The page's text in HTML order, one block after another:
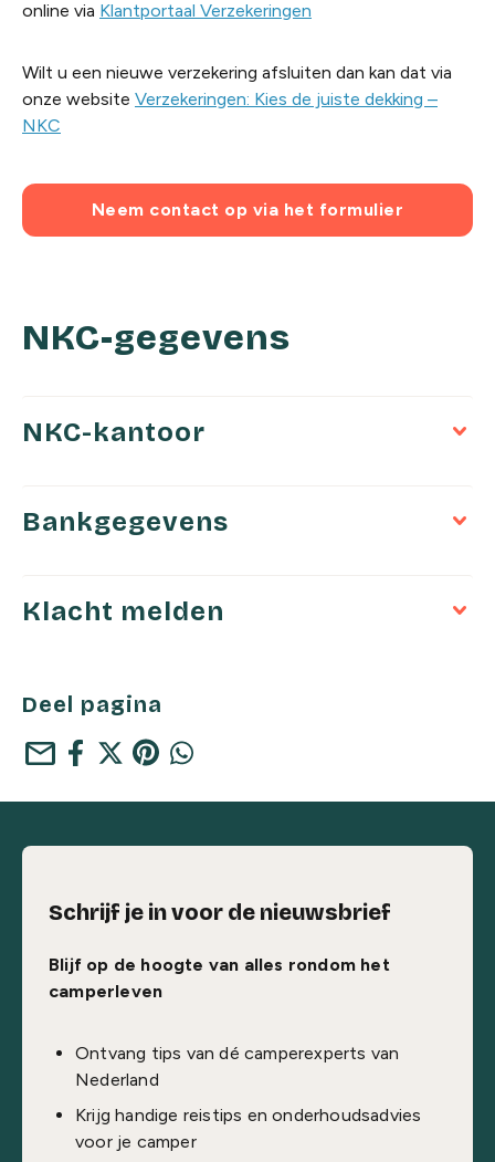
online via Klantportaal Verzekeringen
Wilt u een nieuwe verzekering afsluiten dan kan dat via
onze website Verzekeringen: Kies de juiste dekking –
NKC
Neem contact op via het formulier
NKC-gegevens
NKC-kantoor
Bankgegevens
Klacht melden
Deel pagina
mail
Schrijf je in voor de nieuwsbrief
Blijf op de hoogte van alles rondom het
camperleven
Ontvang tips van dé camperexperts van
Nederland
Krijg handige reistips en onderhoudsadvies
voor je camper